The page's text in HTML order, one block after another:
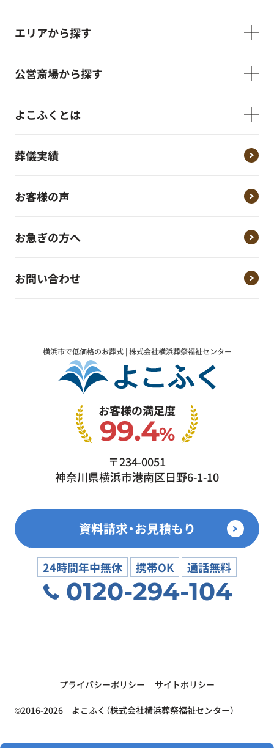
エリアから探す
公営斎場から探す
よこふくとは
葬儀実績
お客様の声
お急ぎの方へ
お問い合わせ
横浜市で低価格のお葬式 | 株式会社横浜葬祭福祉センター
お客様の満足度
99.4%
〒234-0051
神奈川県横浜市港南区日野6-1-10
資料請求・お見積もり
24時間年中無休 携帯OK 通話無料
0120-294-104
プライバシーポリシー サイトポリシー
©2016-2026 よこふく（株式会社横浜葬祭福祉センター）